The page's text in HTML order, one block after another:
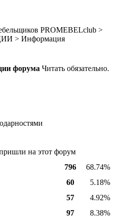
PROMEBELclub >
> Информация
форума Читать обязательно.
на этот форум
796
68.74%
60
5.18%
57
4.92%
97
8.38%